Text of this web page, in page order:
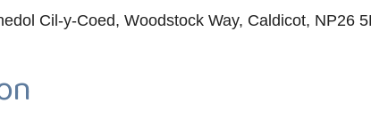
Cil-y-Coed, Woodstock Way, Caldicot, NP26